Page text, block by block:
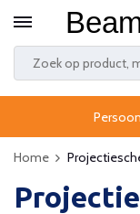
Home